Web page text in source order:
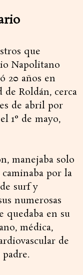
que
Napolitano
20 años en
Roldán, cerca
de abril por
1° de mayo,
manejaba solo
por la
surf y
numerosas
quedaba en su
médica,
de